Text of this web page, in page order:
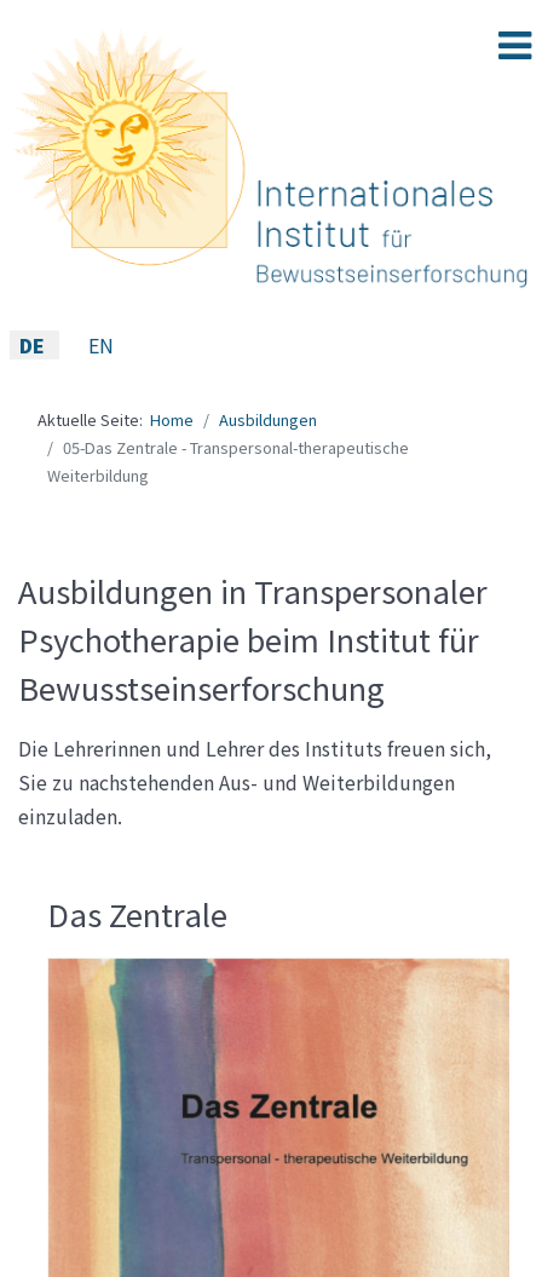
Sprache auswählen
DE EN
Aktuelle Seite: Home
Ausbildungen
05-Das Zentrale - Transpersonal-therapeutische
Weiterbildung
Ausbildungen in Transpersonaler
Psychotherapie beim Institut für
Bewusstseinserforschung
Die Lehrerinnen und Lehrer des Instituts freuen sich,
Sie zu nachstehenden Aus- und Weiterbildungen
einzuladen.
Das Zentrale